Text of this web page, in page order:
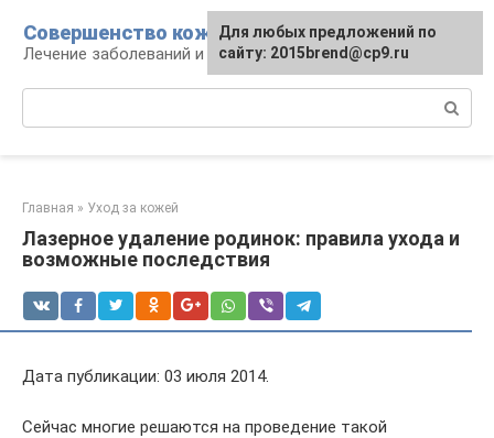
контенту
Совершенство кожи
Лечение заболеваний и уход за кожей
Главная » Уход за кожей
Лазерное удаление родинок: правила ухода и
возможные последствия
Дата публикации: 03 июля 2014.
Сейчас многие решаются на проведение такой
Для любых предложений по
сайту: 2015brend@cp9.ru